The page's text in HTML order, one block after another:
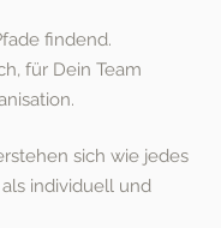
findend.
für Dein Team
ation.
sich wie jedes
individuell und